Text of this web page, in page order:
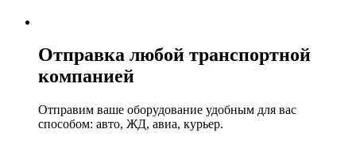
Отправка любой транспортной
компанией
Отправим ваше оборудование удобным для вас
способом: авто, ЖД, авиа, курьер.